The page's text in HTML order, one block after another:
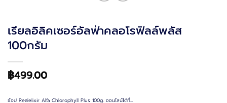
เรียลอิลิคเซอร์อัลฟ่าคลอโรฟิลล์พลัส
100กรัม
฿499.00
ช้อป Realelixir Alfa Chlorophyll Plus 100g. ออนไลน์ได้ที่…